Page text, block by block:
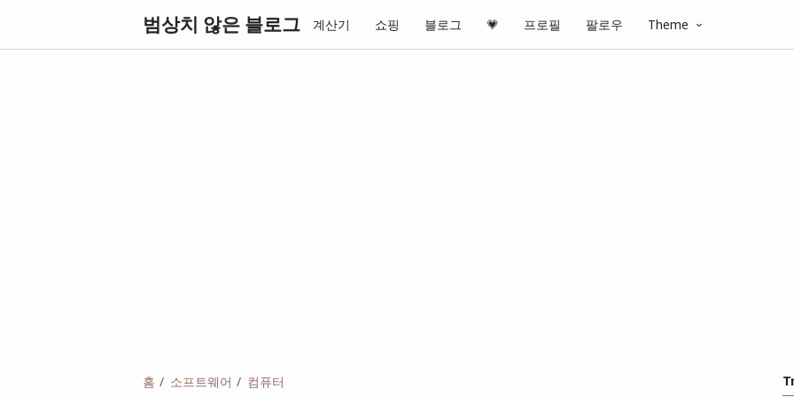
범상치 않은 블로그 계산기 쇼핑 블로그 💗 프로필 팔로우 Theme
홈 소프트웨어 컴퓨터